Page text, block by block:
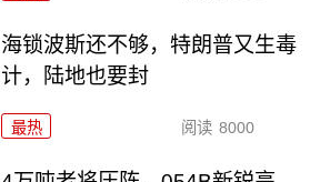
海锁波斯还不够，特朗普又生毒
计，陆地也要封
最热 阅读 8000